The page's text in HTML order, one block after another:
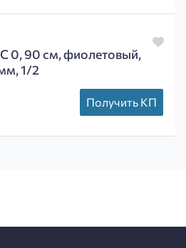
90 см, фиолетовый,
1/2
Получить КП